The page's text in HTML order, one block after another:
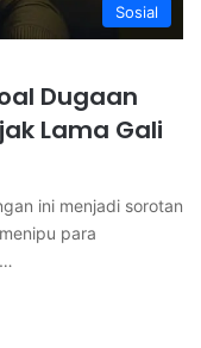
Sosial
Dugaan
Lama Gali
ini menjadi sorotan
para